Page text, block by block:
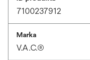
7100237912
Marka
V.A.C.®